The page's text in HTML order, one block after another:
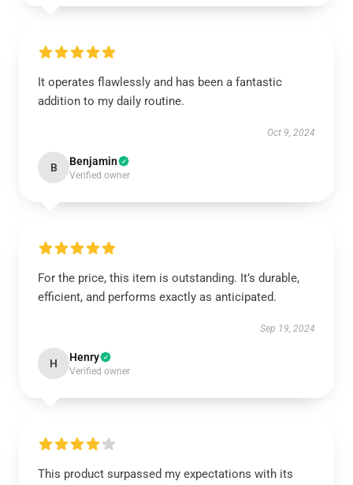
It operates flawlessly and has been a fantastic
addition to my daily routine.
Oct 9, 2024
B Benjamin
Verified owner
For the price, this item is outstanding. It’s durable,
efficient, and performs exactly as anticipated.
Sep 19, 2024
H Henry
Verified owner
This product surpassed my expectations with its